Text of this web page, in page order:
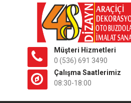
Müşteri Hizmetleri
0 (536) 691 3490
Çalışma Saatlerimiz
08:30-18:00